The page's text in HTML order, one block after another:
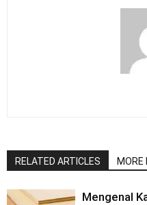
RELATED ARTICLES MORE
Mengenal